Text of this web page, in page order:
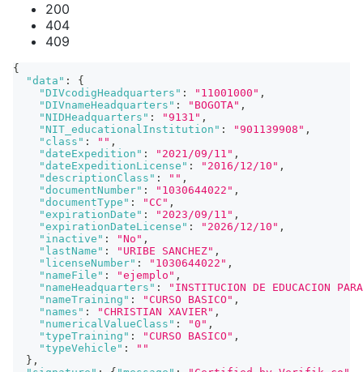
200
404
409
{
"data" :
{
"DIVcodigHeadquarters" : "11001000" ,
"DIVnameHeadquarters" : "BOGOTA" ,
"NIDHeadquarters" : "9131" ,
"NIT_educationalInstitution" : "901139908" ,
"class" : "" ,
"dateExpedition" : "2021/09/11" ,
"dateExpeditionLicense" : "2016/12/10" ,
"descriptionClass" : "" ,
"documentNumber" : "1030644022" ,
"documentType" : "CC" ,
"expirationDate" : "2023/09/11" ,
"expirationDateLicense" : "2026/12/10" ,
"inactive" : "No" ,
"lastName" : "URIBE SANCHEZ" ,
"licenseNumber" : "1030644022" ,
"nameFile" : "ejemplo" ,
"nameHeadquarters" :
"INSTITUCION DE EDUCACION
"nameTraining" : "CURSO BASICO" ,
"names" : "CHRISTIAN XAVIER" ,
"numericalValueClass" : "0" ,
"typeTraining" : "CURSO BASICO" ,
"typeVehicle" :
""
} ,